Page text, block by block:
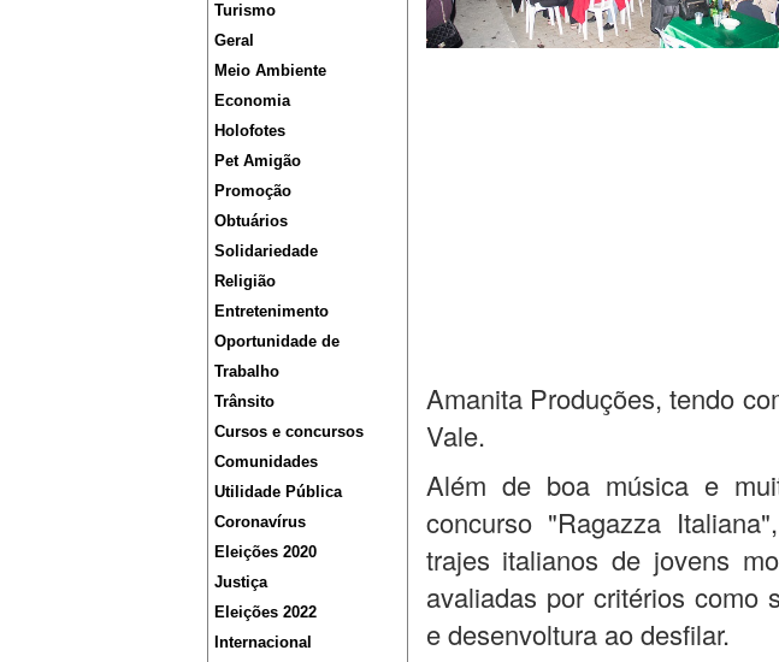
Turismo
Geral
Meio Ambiente
Economia
Holofotes
Pet Amigão
Promoção
Obtuários
Solidariedade
Religião
Entretenimento
Oportunidade de
Trabalho
Trânsito
Cursos e concursos
Comunidades
Utilidade Pública
Coronavírus
Eleições 2020
Justiça
Eleições 2022
Internacional
Amanita Produções, tendo
Vale.
Além de boa música e
concurso "Ragazza
trajes italianos de jovens
avaliadas por critérios como
e desenvoltura ao desfilar.